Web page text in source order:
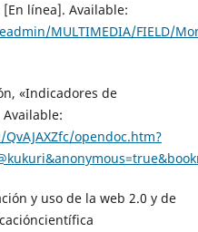
[En línea]. Available:
MULTIMEDIA/FIELD/
«Indicadores de
opendoc.htm?
y uso de la web 2.0 y de